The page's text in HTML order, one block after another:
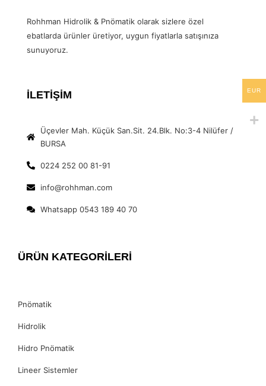
Rohhman Hidrolik & Pnömatik olarak sizlere özel
ebatlarda ürünler üretiyor, uygun fiyatlarla satışınıza
sunuyoruz.
İLETİŞİM
Üçevler Mah. Küçük San.Sit. 24.Blk. No:3-4 Nilüfer /
BURSA
0224 252 00 81-91
info@rohhman.com
Whatsapp 0543 189 40 70
ÜRÜN KATEGORİLERİ
Pnömatik
Hidrolik
Hidro Pnömatik
Lineer Sistemler
EUR